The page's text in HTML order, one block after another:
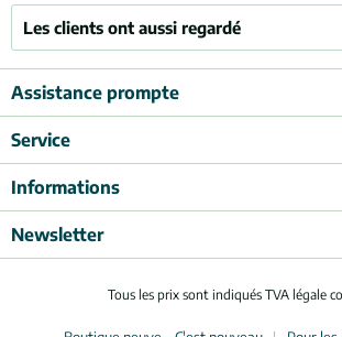
Les clients ont aussi regardé
Assistance prompte
Service
Informations
Newsletter
Tous les prix sont indiqués TVA légale